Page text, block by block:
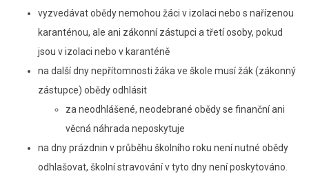
vyzvedávat obědy nemohou žáci v izolaci nebo s nařízenou
karanténou, ale ani zákonní zástupci a třetí osoby, pokud
jsou v izolaci nebo v karanténě
na další dny nepřítomnosti žáka ve škole musí žák (zákonný
zástupce) obědy odhlásit
za neodhlášené, neodebrané obědy se finanční ani
věcná náhrada neposkytuje
na dny prázdnin v průběhu školního roku není nutné obědy
odhlašovat, školní stravování v tyto dny není poskytováno.